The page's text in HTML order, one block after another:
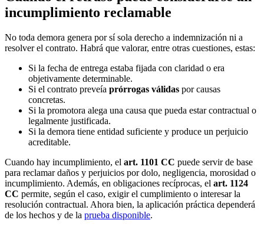
incumplimiento reclamable
No toda demora genera por sí sola derecho a indemnización ni a
resolver el contrato. Habrá que valorar, entre otras cuestiones, estas:
Si la fecha de entrega estaba fijada con claridad o era
objetivamente determinable.
Si el contrato preveía prórrogas válidas por causas
concretas.
Si la promotora alega una causa que pueda estar contractual o
legalmente justificada.
Si la demora tiene entidad suficiente y produce un perjuicio
acreditable.
Cuando hay incumplimiento, el art. 1101 CC puede servir de base
para reclamar daños y perjuicios por dolo, negligencia, morosidad o
incumplimiento. Además, en obligaciones recíprocas, el art. 1124
CC permite, según el caso, exigir el cumplimiento o interesar la
resolución contractual. Ahora bien, la aplicación práctica dependerá
de los hechos y de la prueba disponible.